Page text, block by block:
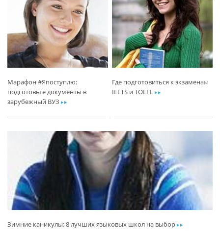
Марафон #Япоступлю:
подготовьте документы в
зарубежный ВУЗar
Где подготовиться к экзаменам
IELTS и TOEFLar
Зимние каникулы: 8 лучших языковых школ на выборar